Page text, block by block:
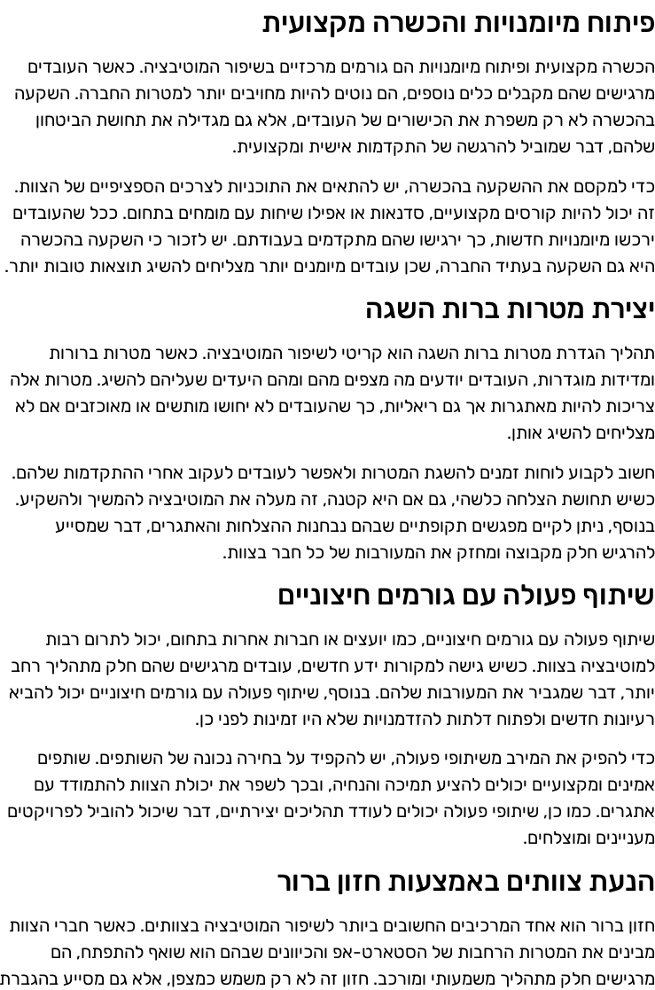
פיתוח מיומנויות והכשרה מקצועית
הכשרה מקצועית ופיתוח מיומנויות הם גורמים מרכזיים בשיפור המוטיבציה. כאשר העובדים
מרגישים שהם מקבלים כלים נוספים, הם נוטים להיות מחויבים יותר למטרות החברה. השקעה
בהכשרה לא רק משפרת את הכישורים של העובדים, אלא גם מגדילה את תחושת הביטחון
שלהם, דבר שמוביל להרגשה של התקדמות אישית ומקצועית.
כדי למקסם את ההשקעה בהכשרה, יש להתאים את התוכניות לצרכים הספציפיים של הצוות.
זה יכול להיות קורסים מקצועיים, סדנאות או אפילו שיחות עם מומחים בתחום. ככל שהעובדים
ירכשו מיומנויות חדשות, כך ירגישו שהם מתקדמים בעבודתם. יש לזכור כי השקעה בהכשרה
היא גם השקעה בעתיד החברה, שכן עובדים מיומנים יותר מצליחים להשיג תוצאות טובות יותר.
יצירת מטרות ברות השגה
תהליך הגדרת מטרות ברות השגה הוא קריטי לשיפור המוטיבציה. כאשר מטרות ברורות
ומדידות מוגדרות, העובדים יודעים מה מצפים מהם ומהם היעדים שעליהם להשיג. מטרות אלה
צריכות להיות מאתגרות אך גם ריאליות, כך שהעובדים לא יחושו מותשים או מאוכזבים אם לא
מצליחים להשיג אותן.
חשוב לקבוע לוחות זמנים להשגת המטרות ולאפשר לעובדים לעקוב אחרי ההתקדמות שלהם.
כשיש תחושת הצלחה כלשהי, גם אם היא קטנה, זה מעלה את המוטיבציה להמשיך ולהשקיע.
בנוסף, ניתן לקיים מפגשים תקופתיים שבהם נבחנות ההצלחות והאתגרים, דבר שמסייע
להרגיש חלק מקבוצה ומחזק את המעורבות של כל חבר בצוות.
שיתוף פעולה עם גורמים חיצוניים
שיתוף פעולה עם גורמים חיצוניים, כמו יועצים או חברות אחרות בתחום, יכול לתרום רבות
למוטיבציה בצוות. כשיש גישה למקורות ידע חדשים, עובדים מרגישים שהם חלק מתהליך רחב
יותר, דבר שמגביר את המעורבות שלהם. בנוסף, שיתוף פעולה עם גורמים חיצוניים יכול להביא
רעיונות חדשים ולפתוח דלתות להזדמנויות שלא היו זמינות לפני כן.
כדי להפיק את המירב משיתופי פעולה, יש להקפיד על בחירה נכונה של השותפים. שותפים
אמינים ומקצועיים יכולים להציע תמיכה והנחיה, ובכך לשפר את יכולת הצוות להתמודד עם
אתגרים. כמו כן, שיתופי פעולה יכולים לעודד תהליכים יצירתיים, דבר שיכול להוביל לפרויקטים
מעניינים ומוצלחים.
הנעת צוותים באמצעות חזון ברור
חזון ברור הוא אחד המרכיבים החשובים ביותר לשיפור המוטיבציה בצוותים. כאשר חברי הצוות
מבינים את המטרות הרחבות של הסטארט-אפ והכיוונים שבהם הוא שואף להתפתח, הם
מרגישים חלק מתהליך משמעותי ומורכב. חזון זה לא רק משמש כמצפן, אלא גם מסייע בהגברת